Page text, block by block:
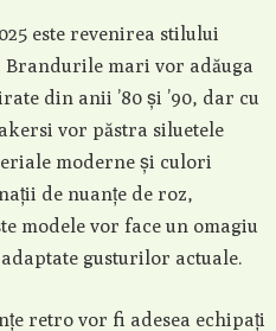
este revenirea stilului
mari vor adăuga
din anii ’80 și ’90, dar cu
vor păstra siluetele
moderne și culori
de nuanțe de roz,
modele vor face un omagiu
gusturilor actuale.
retro vor fi adesea echipați